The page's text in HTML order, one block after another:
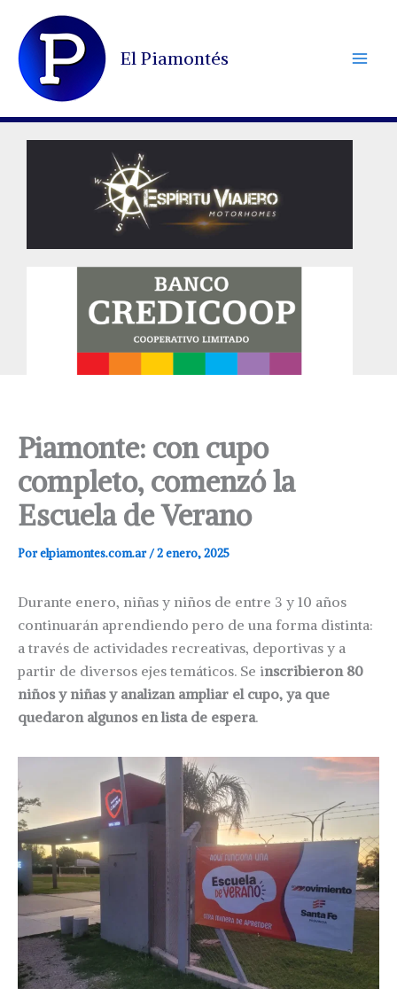
contenido
El Piamontés
Piamonte: con cupo
completo, comenzó la
Escuela de Verano
Porelpiamontes.com.ar/2 enero, 2025
Durante enero, niñas y niños de entre 3 y 10 años
continuarán aprendiendo pero de una forma distinta:
a través de actividades recreativas, deportivas y a
partir de diversos ejes temáticos. Se inscribieron 80
niños y niñas y analizan ampliar el cupo, ya que
quedaron algunos en lista de espera.